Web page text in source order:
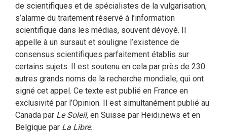
de scientifiques et de spécialistes de la vulgarisation,
s’alarme du traitement réservé à l’information
scientifique dans les médias, souvent dévoyé. Il
appelle à un sursaut et souligne l’existence de
consensus scientifiques parfaitement établis sur
certains sujets. Il est soutenu en cela par près de 230
autres grands noms de la recherche mondiale, qui ont
signé cet appel. Ce texte est publié en France en
exclusivité par l’Opinion. Il est simultanément publié au
Canada par Le Soleil, en Suisse par Heidi.news et en
Belgique par La Libre.